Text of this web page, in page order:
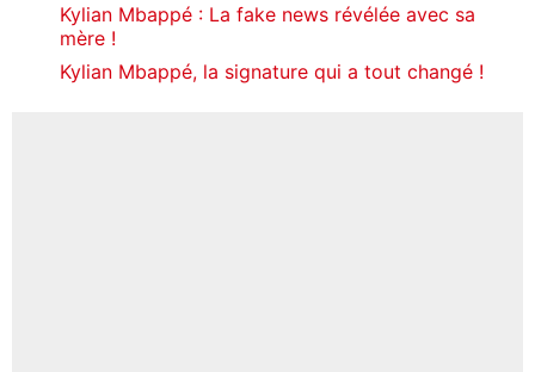
Kylian Mbappé : La fake news révélée avec sa
mère !
Kylian Mbappé, la signature qui a tout changé !